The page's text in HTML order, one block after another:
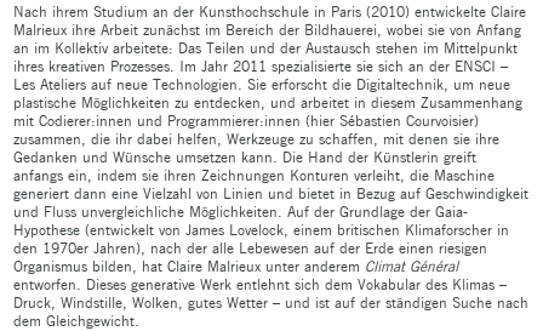
Nach ihrem Studium an der Kunsthochschule in Paris (2010) entwickelte Claire
Malrieux ihre Arbeit zunächst im Bereich der Bildhauerei, wobei sie von Anfang
an im Kollektiv arbeitete: Das Teilen und der Austausch stehen im Mittelpunkt
ihres kreativen Prozesses. Im Jahr 2011 spezialisierte sie sich an der ENSCI –
Les Ateliers auf neue Technologien. Sie erforscht die Digitaltechnik, um neue
plastische Möglichkeiten zu entdecken, und arbeitet in diesem Zusammenhang
mit Codierer:innen und Programmierer:innen (hier Sébastien Courvoisier)
zusammen, die ihr dabei helfen, Werkzeuge zu schaffen, mit denen sie ihre
Gedanken und Wünsche umsetzen kann. Die Hand der Künstlerin greift
anfangs ein, indem sie ihren Zeichnungen Konturen verleiht, die Maschine
generiert dann eine Vielzahl von Linien und bietet in Bezug auf Geschwindigkeit
und Fluss unvergleichliche Möglichkeiten. Auf der Grundlage der Gaia-
Hypothese (entwickelt von James Lovelock, einem britischen Klimaforscher in
den 1970er Jahren), nach der alle Lebewesen auf der Erde einen riesigen
Organismus bilden, hat Claire Malrieux unter anderem Climat Général
entworfen. Dieses generative Werk entlehnt sich dem Vokabular des Klimas –
Druck, Windstille, Wolken, gutes Wetter – und ist auf der ständigen Suche nach
dem Gleichgewicht.